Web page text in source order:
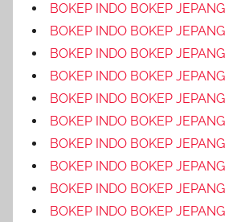
BOKEP INDO BOKEP JEPANG
BOKEP INDO BOKEP JEPANG
BOKEP INDO BOKEP JEPANG
BOKEP INDO BOKEP JEPANG
BOKEP INDO BOKEP JEPANG
BOKEP INDO BOKEP JEPANG
BOKEP INDO BOKEP JEPANG
BOKEP INDO BOKEP JEPANG
BOKEP INDO BOKEP JEPANG
BOKEP INDO BOKEP JEPANG